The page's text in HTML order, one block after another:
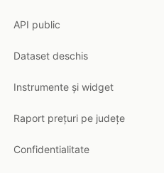
API public
Dataset deschis
Instrumente și widget
Raport prețuri pe județe
Confidentialitate